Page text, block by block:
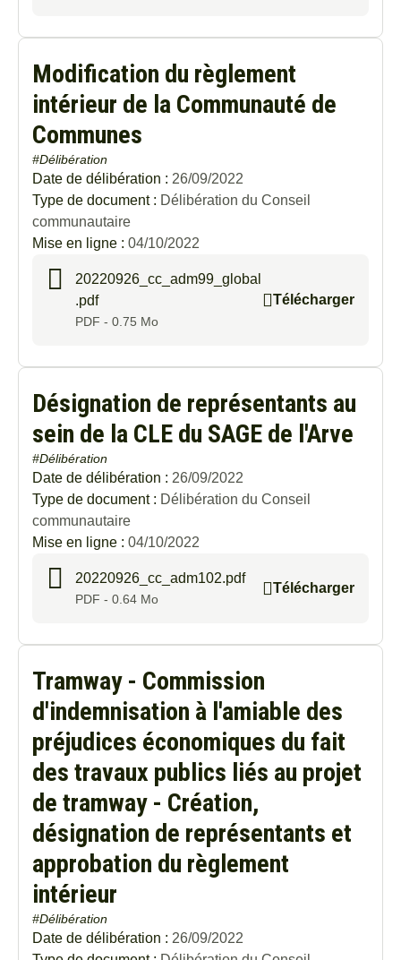
Modification du règlement
intérieur de la Communauté de
Communes
#Délibération
Date de délibération : 26/09/2022
Type de document : Délibération du Conseil
communautaire
Mise en ligne : 04/10/2022
20220926_cc_adm99_global
.pdf
PDF - 0.75 Mo
Télécharger
Désignation de représentants au
sein de la CLE du SAGE de l'Arve
#Délibération
Date de délibération : 26/09/2022
Type de document : Délibération du Conseil
communautaire
Mise en ligne : 04/10/2022
20220926_cc_adm102.pdf
PDF - 0.64 Mo
Télécharger
Tramway - Commission
d'indemnisation à l'amiable des
préjudices économiques du fait
des travaux publics liés au projet
de tramway - Création,
désignation de représentants et
approbation du règlement
intérieur
#Délibération
Date de délibération : 26/09/2022